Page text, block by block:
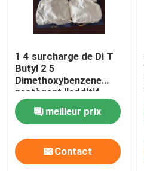
1 4 surcharge de Di T
Butyl 2 5
Dimethoxybenzene
protègent l'additif
d'électrolyte
meilleur prix
Contact